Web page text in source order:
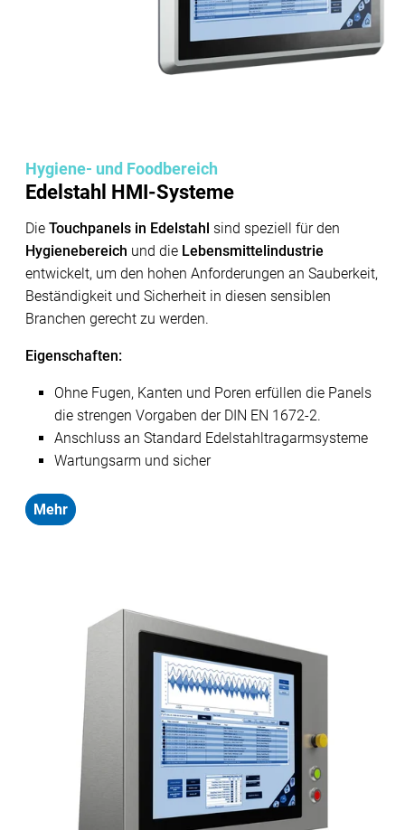
Hygiene- und Foodbereich
Edelstahl HMI-Systeme
Die Touchpanels in Edelstahl sind speziell für den
Hygienebereich und die Lebensmittelindustrie
entwickelt, um den hohen Anforderungen an Sauberkeit,
Beständigkeit und Sicherheit in diesen sensiblen
Branchen gerecht zu werden.
Eigenschaften:
Ohne Fugen, Kanten und Poren erfüllen die Panels
die strengen Vorgaben der DIN EN 1672-2.
Anschluss an Standard Edelstahltragarmsysteme
Wartungsarm und sicher
Mehr